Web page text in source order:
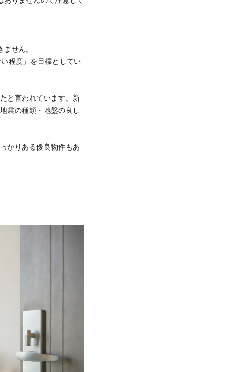
せん。
程度」を目標としてい
と言われています。新
震の種類・地盤の良し
かりある優良物件もあ